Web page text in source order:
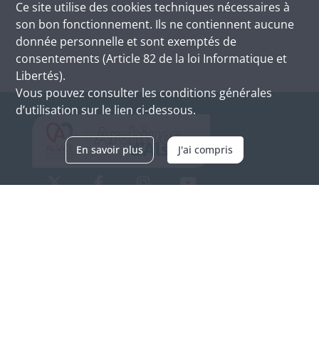
Ce site utilise des cookies techniques nécessaires à
son bon fonctionnement. Ils ne contiennent aucune
donnée personnelle et sont exemptés de
consentements (Article 82 de la loi Informatique et
Libertés).
Vous pouvez consulter les conditions générales
d’utilisation sur le lien ci-dessous.
En savoir plus J'ai compris